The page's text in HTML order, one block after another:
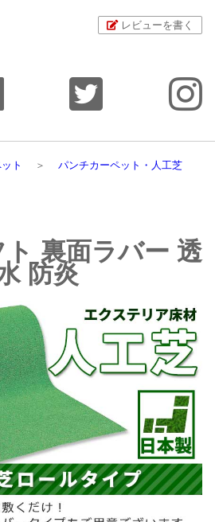
レビューを書く
ト パンチカーペット・人工芝
ト 裏面ラバー 透
防炎